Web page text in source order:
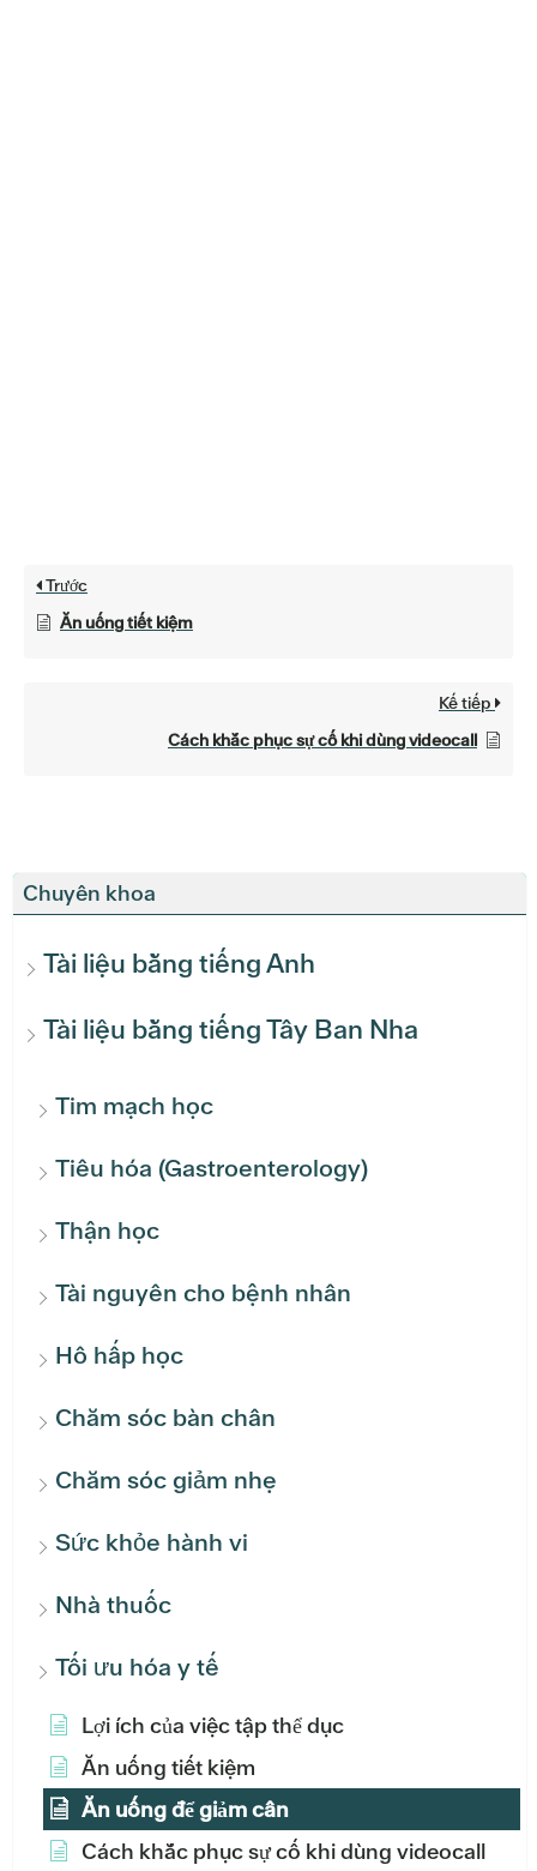
Chuyên khoa
Tài liệu bằng tiếng Anh
Tài liệu bằng tiếng Tây Ban Nha
Tim mạch học
Tiêu hóa (Gastroenterology)
Thận học
Tài nguyên cho bệnh nhân
Hô hấp học
Chăm sóc bàn chân
Chăm sóc giảm nhẹ
Sức khỏe hành vi
Nhà thuốc
Tối ưu hóa y tế
Lợi ích của việc tập thể dục
Ăn uống tiết kiệm
Ăn uống để giảm cân
Cách khắc phục sự cố khi dùng videocall
Trước
Ăn uống tiết kiệm
Kế tiếp
Cách khắc phục sự cố khi dùng videocall